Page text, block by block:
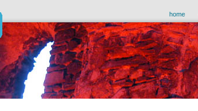
home